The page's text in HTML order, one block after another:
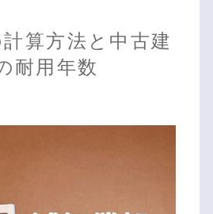
算方法と中古建
耐用年数